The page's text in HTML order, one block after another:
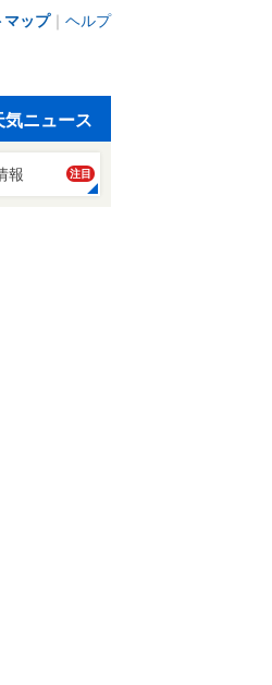
マップ｜ ヘルプ
気ニュース
報 注目